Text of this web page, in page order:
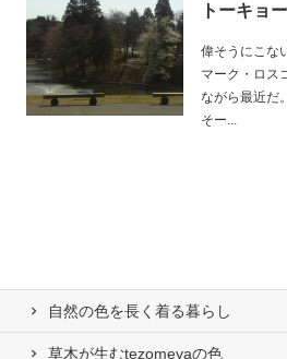
トーキョ
偉そうにこな
マーク・ロス
ながら最近だ
そー...
自然の⾊を⻑く着る暮らし
草木が生むtezomeyaの⾊